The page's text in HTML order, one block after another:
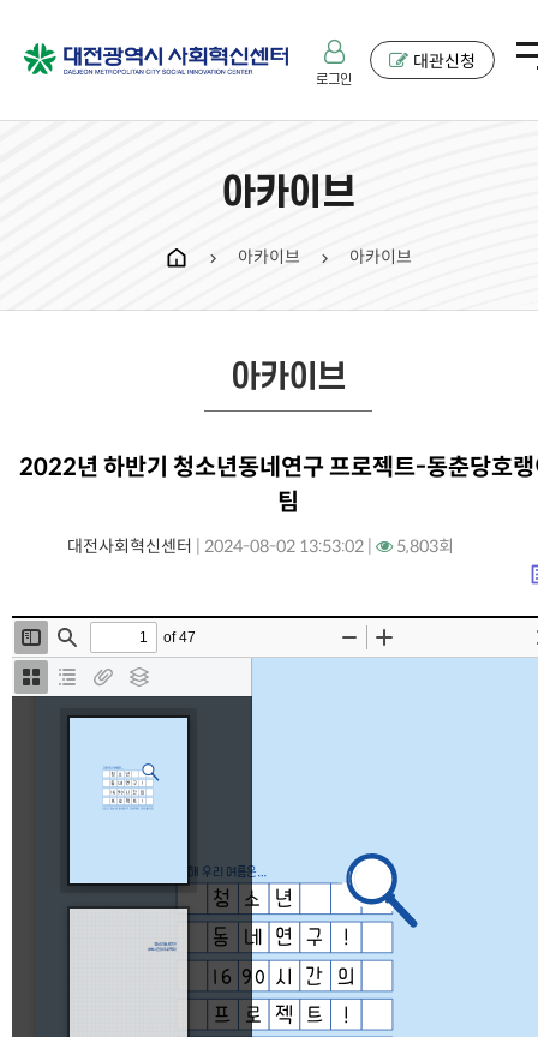
로그인
대관신청
아카이브
chevron_right 아카이브 chevron_right 아카이브
아카이브
2022년 하반기 청소년동네연구 프로젝트-동춘당호
팀
대전사회혁신센터 |2024-08-02 13:53:02 | 5,803회
본문